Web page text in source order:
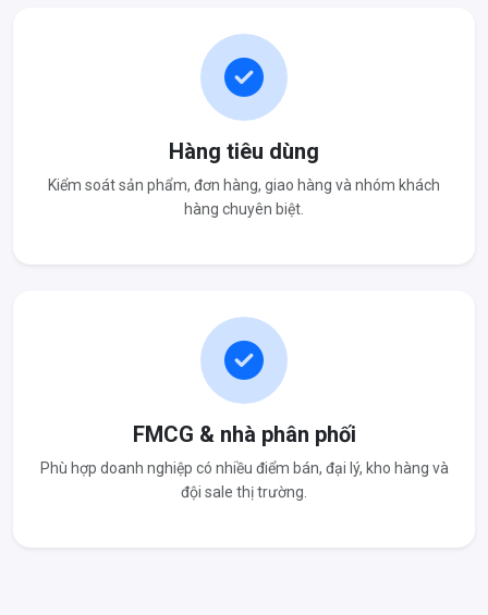
Hàng tiêu dùng
Kiểm soát sản phẩm, đơn hàng, giao hàng và nhóm khách
hàng chuyên biệt.
FMCG & nhà phân phối
Phù hợp doanh nghiệp có nhiều điểm bán, đại lý, kho hàng và
đội sale thị trường.